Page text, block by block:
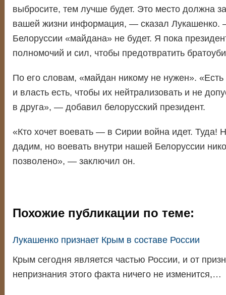
выбросите, тем лучше будет. Это место должна
вашей жизни информация, — сказал Лукашенко.
Белоруссии «майдана» не будет. Я пока
полномочий и сил, чтобы предотвратить
По его словам, «майдан никому не нужен». «Есть
и власть есть, чтобы их нейтрализовать и не
в друга», — добавил белорусский президент.
«Кто хочет воевать — в Сирии война идет. Туда!
дадим, но воевать внутри нашей Белоруссии
позволено», — заключил он.
Похожие публикации по теме:
Лукашенко признает Крым в составе России
Крым сегодня является частью России, и от
непризнания этого факта ничего не изменится,…